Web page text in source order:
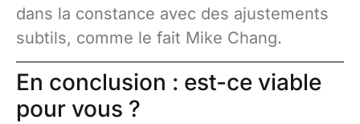
dans la constance avec des ajustements
subtils, comme le fait Mike Chang.
En conclusion : est-ce viable
pour vous ?